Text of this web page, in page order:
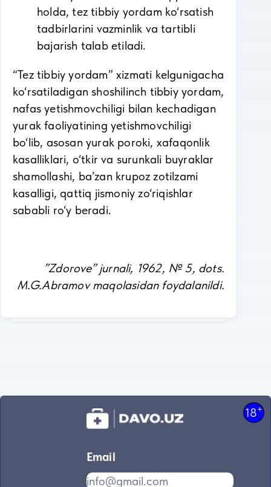
holda, tez tibbiy yordam ko‘rsatish
tadbirlarini vazminlik va tartibli
bajarish talab etiladi.
“Tez tibbiy yordam” xizmati kelgunigacha
ko‘rsatiladigan shoshilinch tibbiy yordam,
nafas yetishmovchiligi bilan kechadigan
yurak faoliyatining yetishmovchiligi
bo‘lib, asosan yurak poroki, xafaqonlik
kasalliklari, o‘tkir va surunkali buyraklar
shamollashi, ba’zan krupoz zotilzami
kasalligi, qattiq jismoniy zo‘riqishlar
sababli ro‘y beradi.
”Zdorove” jurnali, 1962, № 5, dots.
M.G.Abramov maqolasidan foydalanildi.
18+
Email